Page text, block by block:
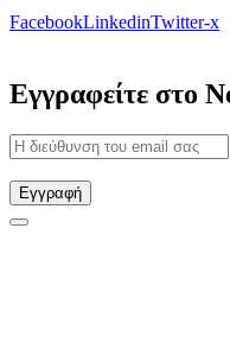
FacebookLinkedinTwitter-x
Εγγραφείτε στο
Εγγραφή